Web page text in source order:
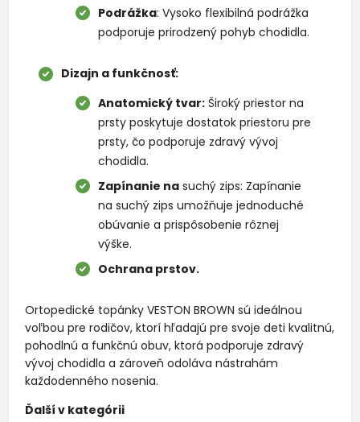
Podrážka: Vysoko flexibilná podrážka
podporuje prirodzený pohyb chodidla.
Dizajn a funkčnosť:
Anatomický tvar:Široký priestor na
prsty poskytuje dostatok priestoru pre
prsty, čo podporuje zdravý vývoj
chodidla.
Zapínanie nasuchý zips: Zapínanie
na suchý zips umožňuje jednoduché
obúvanie a prispôsobenie rôznej
výške.
Ochrana prstov.
Ortopedické topánky VESTON BROWN sú ideálnou
voľbou pre rodičov, ktorí hľadajú pre svoje deti kvalitnú,
pohodlnú a funkčnú obuv, ktorá podporuje zdravý
vývoj chodidla a zároveň odoláva nástrahám
každodenného nosenia.
Ďalší v kategórii